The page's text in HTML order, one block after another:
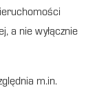
a nie wyłącznie
m.in.